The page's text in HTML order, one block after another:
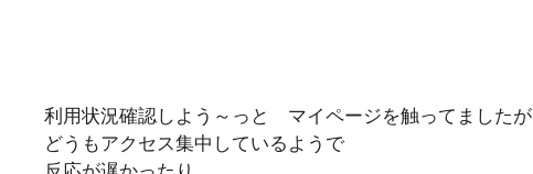
利用状況確認しよう～っと マイページを触ってましたが
どうもアクセス集中しているようで